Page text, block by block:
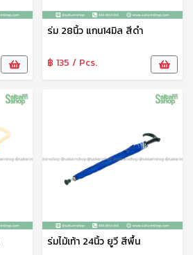
ร่ม 28นิ้ว แกน14มิล สีดำ
฿ 135 / Pcs.
ร่มไม้เท้า 24นิ้ว ยูวี สีพื้น